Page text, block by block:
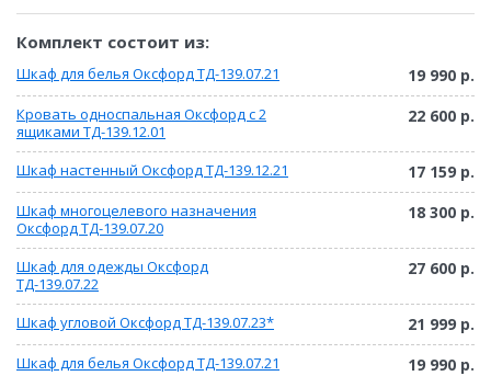
Комплект состоит из:
Шкаф для белья Оксфорд ТД-139.07.21 19 990 р.
Кровать односпальная Оксфорд с 2
ящиками ТД-139.12.01
22 600 р.
Шкаф настенный Оксфорд ТД-139.12.21 17 159 р.
Шкаф многоцелевого назначения
Оксфорд ТД-139.07.20
18 300 р.
Шкаф для одежды Оксфорд
ТД-139.07.22
27 600 р.
Шкаф угловой Оксфорд ТД-139.07.23* 21 999 р.
Шкаф для белья Оксфорд ТД-139.07.21 19 990 р.